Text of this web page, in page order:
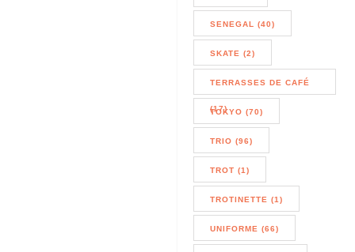
SENEGAL (40)
SKATE (2)
TERRASSES DE CAFÉ
(17)
TOKYO (70)
TRIO (96)
TROT (1)
TROTINETTE (1)
UNIFORME (66)